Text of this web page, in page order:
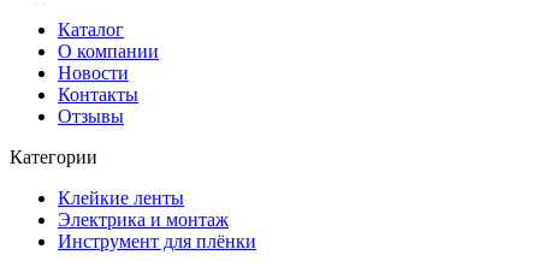
Каталог
О компании
Новости
Контакты
Отзывы
Категории
Клейкие ленты
Электрика и монтаж
Инструмент для плёнки